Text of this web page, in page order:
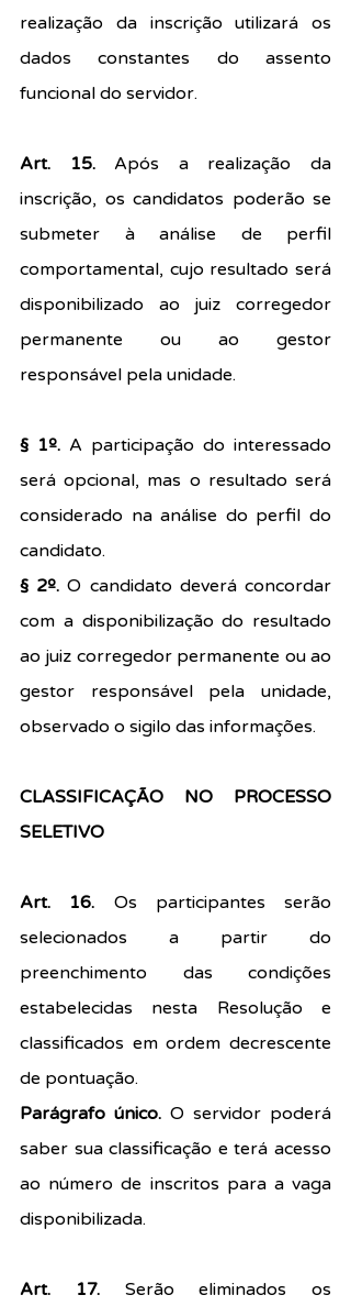
realização da inscrição utilizará os
dados constantes do assento
funcional do servidor.
Art. 15. Após a realização da
inscrição, os candidatos poderão se
submeter à análise de perfil
comportamental, cujo resultado será
disponibilizado ao juiz corregedor
permanente ou ao gestor
responsável pela unidade.
§ 1º. A participação do interessado
será opcional, mas o resultado será
considerado na análise do perfil do
candidato.
§ 2º. O candidato deverá concordar
com a disponibilização do resultado
ao juiz corregedor permanente ou ao
gestor responsável pela unidade,
observado o sigilo das informações.
CLASSIFICAÇÃO NO PROCESSO
SELETIVO
Art. 16. Os participantes serão
selecionados a partir do
preenchimento das condições
estabelecidas nesta Resolução e
classificados em ordem decrescente
de pontuação.
Parágrafo único. O servidor poderá
saber sua classificação e terá acesso
ao número de inscritos para a vaga
disponibilizada.
Art. 17. Serão eliminados os